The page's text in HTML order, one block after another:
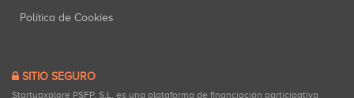
Política de Cookies
SITIO SEGURO
Startupxplore PSFP, S.L. es una plataforma de financiación participativa